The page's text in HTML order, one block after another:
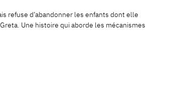
refuse d’abandonner les enfants dont elle
Une histoire qui aborde les mécanismes